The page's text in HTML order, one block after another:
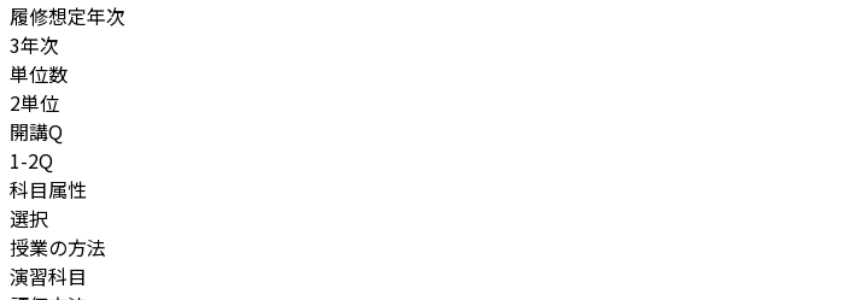
履修想定年次
3年次
単位数
2単位
開講Q
1-2Q
科目属性
選択
授業の方法
演習科目